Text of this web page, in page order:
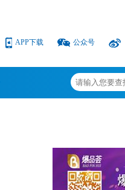
APP下载 公众号